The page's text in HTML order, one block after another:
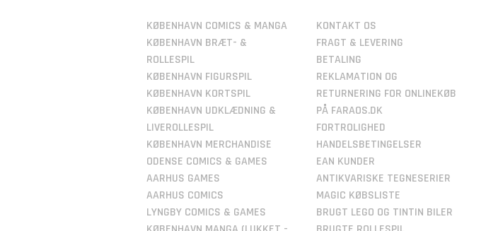
KØBENHAVN COMICS & MANGA
KØBENHAVN BRÆT- &
ROLLESPIL
KØBENHAVN FIGURSPIL
KØBENHAVN KORTSPIL
KØBENHAVN UDKLÆDNING &
LIVEROLLESPIL
KØBENHAVN MERCHANDISE
ODENSE COMICS & GAMES
AARHUS GAMES
AARHUS COMICS
LYNGBY COMICS & GAMES
KONTAKT OS
FRAGT & LEVERING
BETALING
REKLAMATION OG
RETURNERING FOR ONLINEKØB
PÅ FARAOS.DK
FORTROLIGHED
HANDELSBETINGELSER
EAN KUNDER
ANTIKVARISKE TEGNESERIER
MAGIC KØBSLISTE
BRUGT LEGO OG TINTIN BILER